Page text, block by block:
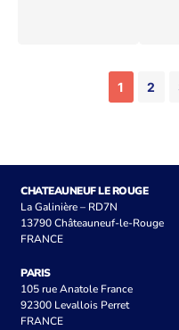
1 2
CHATEAUNEUF LE ROUGE
La Galinière – RD7N
13790 Châteauneuf-le-Rouge
FRANCE
PARIS
105 rue Anatole France
92300 Levallois Perret
FRANCE